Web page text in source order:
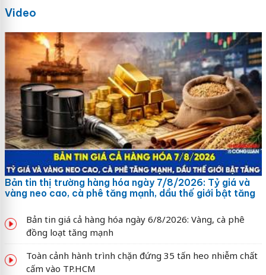
Video
Bản tin thị trường hàng hóa ngày 7/8/2026: Tỷ giá và
vàng neo cao, cà phê tăng mạnh, dầu thế giới bật tăng
Bản tin giá cả hàng hóa ngày 6/8/2026: Vàng, cà phê
đồng loạt tăng mạnh
Toàn cảnh hành trình chặn đứng 35 tấn heo nhiễm chất
cấm vào TP.HCM